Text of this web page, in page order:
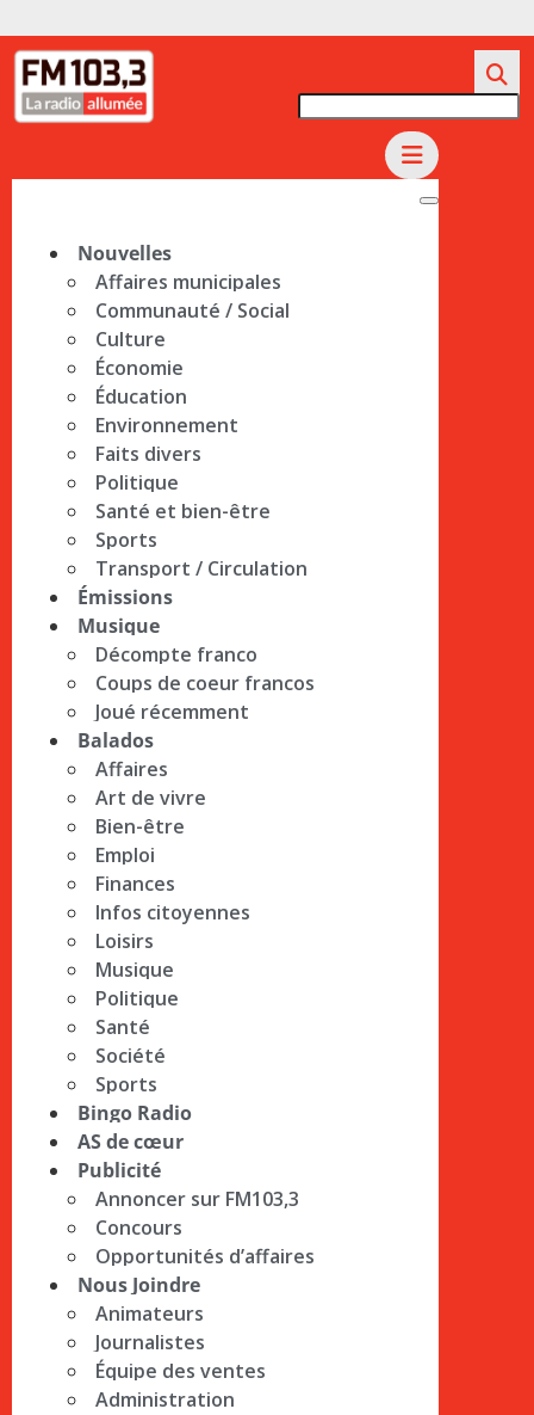
Nouvelles
Affaires municipales
Communauté / Social
Culture
Économie
Éducation
Environnement
Faits divers
Politique
Santé et bien-être
Sports
Transport / Circulation
Émissions
Musique
Décompte franco
Coups de coeur francos
Joué récemment
Balados
Affaires
Art de vivre
Bien-être
Emploi
Finances
Infos citoyennes
Loisirs
Musique
Politique
Santé
Société
Sports
Bingo Radio
AS de cœur
Publicité
Annoncer sur FM103,3
Concours
Opportunités d’affaires
Nous Joindre
Animateurs
Journalistes
Équipe des ventes
Administration